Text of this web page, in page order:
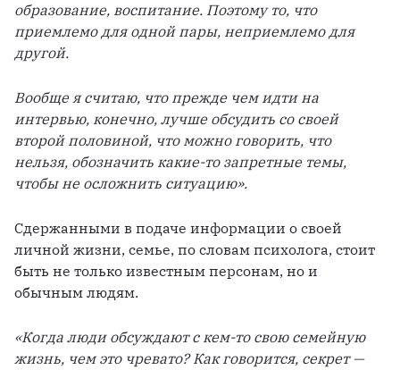
образование, воспитание. Поэтому то, что
приемлемо для одной пары, неприемлемо для
другой.
Вообще я считаю, что прежде чем идти на
интервью, конечно, лучше обсудить со своей
второй половиной, что можно говорить, что
нельзя, обозначить какие-то запретные темы,
чтобы не осложнить ситуацию».
Сдержанными в подаче информации о своей
личной жизни, семье, по словам психолога, стоит
быть не только известным персонам, но и
обычным людям.
«Когда люди обсуждают с кем-то свою семейную
жизнь, чем это чревато? Как говорится, секрет —